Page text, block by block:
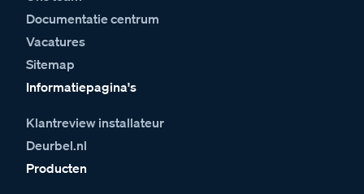
Documentatie centrum
Vacatures
Sitemap
Informatiepagina's
Klantreview installateur
Deurbel.nl
Producten